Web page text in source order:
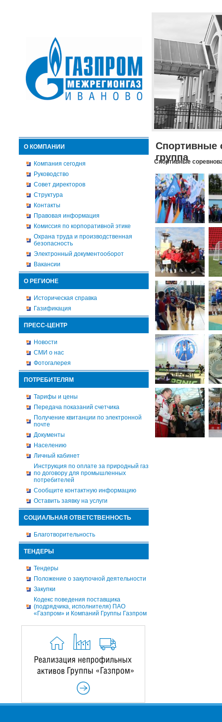
О КОМПАНИИ
Компания сегодня
Руководство
Совет директоров
Структура
Контакты
Правовая информация
Комиссия по корпоративной этике
Охрана труда и производственная
безопасность
Электронный документооборот
Вакансии
О РЕГИОНЕ
Историческая справка
Газификация
ПРЕСС-ЦЕНТР
Новости
СМИ о нас
Фотогалерея
ПОТРЕБИТЕЛЯМ
Тарифы и цены
Передача показаний счетчика
Получение квитанции по электронной
почте
Документы
Населению
Личный кабинет
Инструкция по оплате за природный газ
по договору для промышленных
потребителей
Сообщите контактную информацию
Оставить заявку на услуги
СОЦИАЛЬНАЯ ОТВЕТСТВЕННОСТЬ
Благотворительность
ТЕНДЕРЫ
Тендеры
Положение о закупочной деятельности
Закупки
Кодекс поведения поставщика
(подрядчика, исполнителя) ПАО
«Газпром» и Компаний Группы Газпром
Спортивные
группа
Спортивные